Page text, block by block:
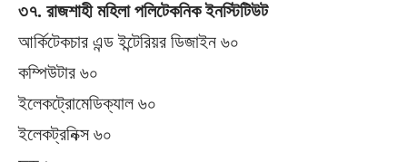
৩৭. রাজশাহী মহিলা পলিটেকনিক ইনস্টিটিউট
আর্কিটেকচার এন্ড ইন্টেরিয়র ডিজাইন ৬০
কম্পিউটার ৬০
ইলেকট্রোমেডিক্যাল ৬০
ইলেকট্রনিক্স ৬০